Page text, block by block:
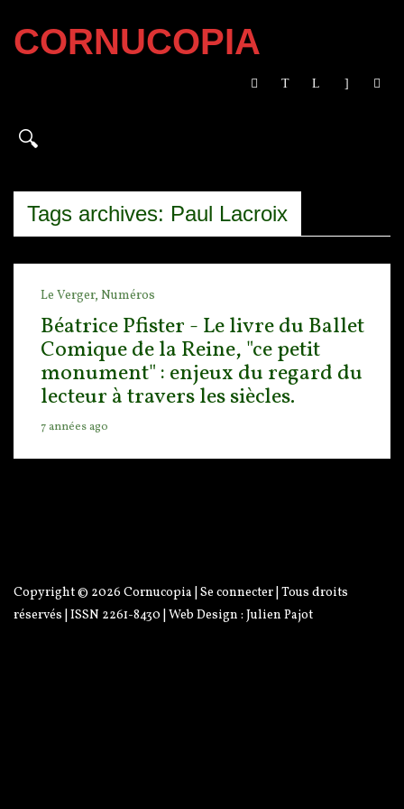
CORNUCOPIA
Tags archives: Paul Lacroix
Le Verger, Numéros
Béatrice Pfister - Le livre du Ballet
Comique de la Reine, "ce petit
monument" : enjeux du regard du
lecteur à travers les siècles.
7 années ago
Copyright © 2026 Cornucopia Se connecter | Tous droits
réservés | ISSN 2261-8430 | Web Design : Julien Pajot